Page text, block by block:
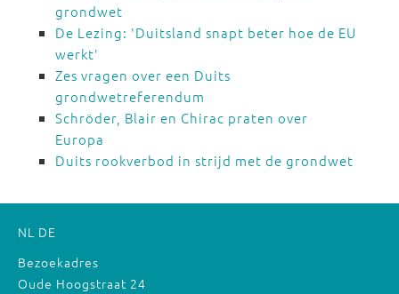
grondwet
De Lezing: 'Duitsland snapt beter hoe de EU
werkt'
Zes vragen over een Duits
grondwetreferendum
Schröder, Blair en Chirac praten over
Europa
Duits rookverbod in strijd met de grondwet
NL DE
Bezoekadres
Oude Hoogstraat 24